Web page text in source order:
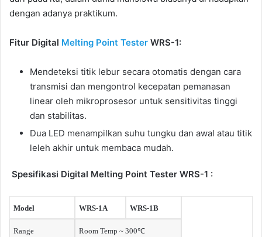
dengan adanya praktikum.
Fitur Digital Melting Point Tester WRS-1:
Mendeteksi titik lebur secara otomatis dengan cara
transmisi dan mengontrol kecepatan pemanasan
linear oleh mikroprosesor untuk sensitivitas tinggi
dan stabilitas.
Dua LED menampilkan suhu tungku dan awal atau titik
leleh akhir untuk membaca mudah.
Spesifikasi Digital Melting Point Tester WRS-1 :
Model WRS-1A WRS-1B
Range Room Temp ~ 300℃